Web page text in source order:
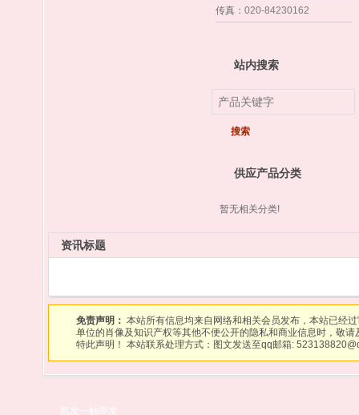
传真 ：020-84230162
站内搜索
供应产品分类
暂无相关分类!
资讯标题
免责声明： 本站所有信息均来自网络和相关会员发布，本站已经
单位的肖像及知识产权等其他不便公开的隐私和商业信息时，敬
特此声明！ 本站联系处理方式：图文发送至qq邮箱: